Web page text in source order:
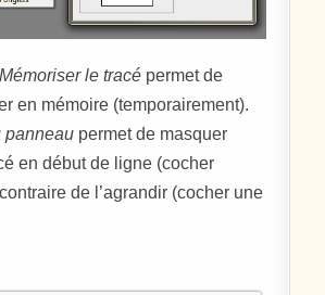
Mémoriser le tracé permet de
en mémoire (temporairement).
panneau permet de masquer
en début de ligne (cocher
de l’agrandir (cocher une